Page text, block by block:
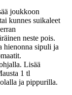
joukkoon
kunnes suikaleet
neste pois.
hienonna sipuli ja
Lisää
1 tl
ja pippurilla.